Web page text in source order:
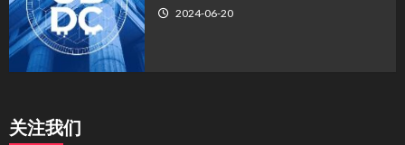
2024-06-20
关注我们